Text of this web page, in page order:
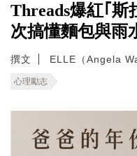
Threads爆紅｢斯
次搞懂麵包與雨
撰文 ELLE（Angela
心理勵志